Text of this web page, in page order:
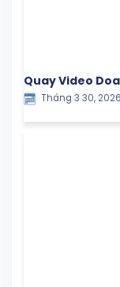
Quay Video
Nội
Tháng 3 30, 2026